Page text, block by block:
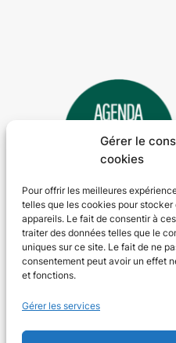
Gérer le
cookies
Pour offrir les meilleures
telles que les cookies pour
appareils. Le fait de consentir à
traiter des données telles que le
uniques sur ce site. Le fait de ne
consentement peut avoir un effet
et fonctions.
Gérer les services
Agenda 24
L'agenda des
Tous les événements
Plus d’activités